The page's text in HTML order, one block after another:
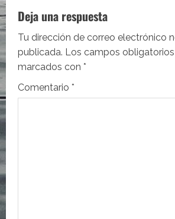
a
c
i
ó
Deja una respuesta
Tu dirección de correo electrónico
publicada. Los campos
marcados con *
Comentario *